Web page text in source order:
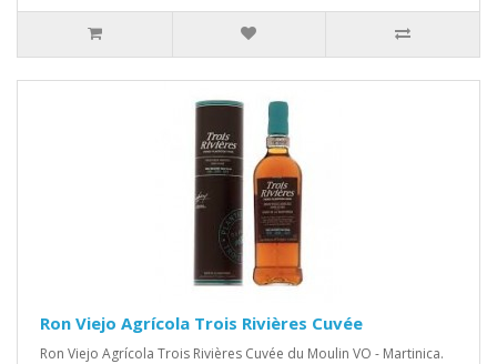
Ron Viejo Agrícola Trois Rivières Cuvée
Ron Viejo Agrícola Trois Rivières Cuvée du Moulin VO - Martinica.